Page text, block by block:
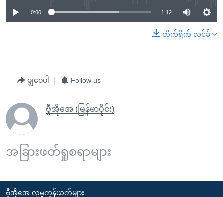
0:00 1:12
တိုက်ရိုက် လင့်ခ်
မျှဝေပါ Follow us
ဗွီအိုအေ (မြန်မာပိုင်း)
အခြားဖတ်ရှုစရာများ
ဗွီအိုအေ လူမှုကွန်ယက်များ